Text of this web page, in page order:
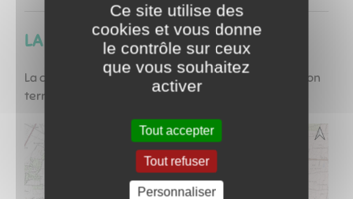
LA PÊCHE
​​​​​​​La commune de Chapaize dispose de 3 étangs sur son
territoire.
Ce site utilise des
cookies et vous donne
le contrôle sur ceux
que vous souhaitez
activer
Tout accepter
Tout refuser
Personnaliser